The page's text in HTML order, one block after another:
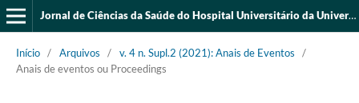
Jornal de Ciências da Saúde do Hospital Universitário da Universidade Federal do Piauí
Início / Arquivos / v. 4 n. Supl.2 (2021): Anais de Eventos
/
Anais de eventos ou Proceedings